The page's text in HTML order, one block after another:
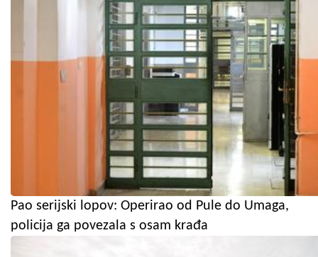
Pao serijski lopov: Operirao od Pule do Umaga,
policija ga povezala s osam krađa